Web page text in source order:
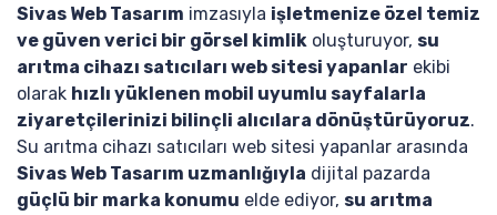
Sivas Web Tasarım imzasıyla işletmenize özel temiz
ve güven verici bir görsel kimlik oluşturuyor, su
arıtma cihazı satıcıları web sitesi yapanlar ekibi
olarak hızlı yüklenen mobil uyumlu sayfalarla
ziyaretçilerinizi bilinçli alıcılara dönüştürüyoruz.
Su arıtma cihazı satıcıları web sitesi yapanlar arasında
Sivas Web Tasarım uzmanlığıyla dijital pazarda
güçlü bir marka konumu elde ediyor, su arıtma